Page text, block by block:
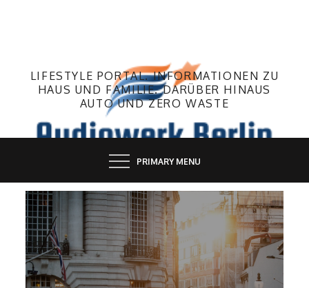
LIFESTYLE PORTAL. INFORMATIONEN ZU
HAUS UND FAMILIE. DARÜBER HINAUS
AUTO UND ZERO WASTE
PRIMARY MENU